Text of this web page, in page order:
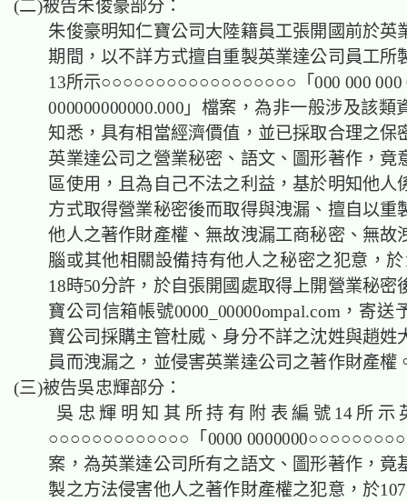
(二)被告朱俊豪部分：
朱俊豪明知仁寶公司大陸籍員工張開國前於英
期間，以不詳方式擅自重製英業達公司員工所
13所示○○○○○○○○○○○○○○○○○○「000 000 000
000000000000.000」檔案，為非一般涉及該類
知悉，具有相當經濟價值，並已採取合理之保
英業達公司之營業秘密、語文、圖形著作，竟
區使用，且為自己不法之利益，基於明知他人
方式取得營業秘密後而取得與洩漏、擅自以重
他人之著作財產權、無故洩漏工商秘密、無故
腦或其他相關設備持有他人之秘密之犯意，於
18時50分許，於自張開國處取得上開營業秘密
寶公司信箱帳號0000_00000ompal.com，寄送
寶公司採購主管杜威、身分不詳之沈姓與趙姓
員而洩漏之，並侵害英業達公司之著作財產
(三)被告吳忠輝部分：
吳忠輝明知其所持有附表編號14所示
○○○○○○○○○○○○○「0000
案，為英業達公司所有之語文、圖形著作，竟
製之方法侵害他人之著作財產權之犯意，於